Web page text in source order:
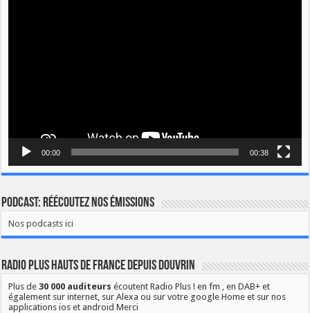
00:00 00:38
Podcast: Réécoutez nos émissions
Nos podcasts ici
Radio Plus Hauts de France depuis Douvrin
Plus de30 000 auditeurs écoutent Radio Plus ! en fm , en DAB+ et
également sur internet, sur Alexa ou sur votre google Home et sur nos
applications ios et android Merci